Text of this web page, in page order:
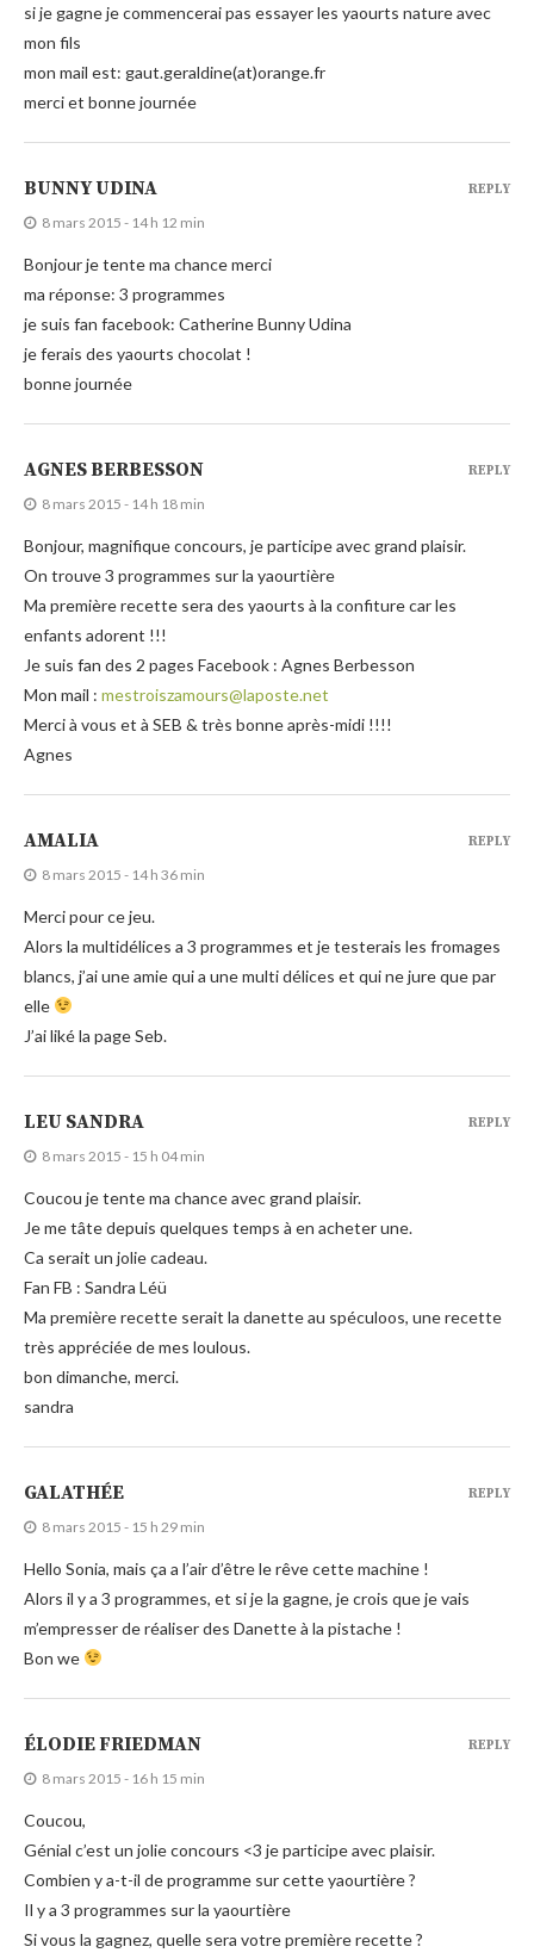
si je gagne je commencerai pas essayer les yaourts nature avec
mon fils
mon mail est: gaut.geraldine(at)orange.fr
merci et bonne journée
BUNNY UDINA
8 mars 2015 - 14 h 12 min
Bonjour je tente ma chance merci
ma réponse: 3 programmes
je suis fan facebook: Catherine Bunny Udina
je ferais des yaourts chocolat !
bonne journée
REPLY
AGNES BERBESSON
8 mars 2015 - 14 h 18 min
Bonjour, magnifique concours, je participe avec grand plaisir.
On trouve 3 programmes sur la yaourtière
Ma première recette sera des yaourts à la confiture car les
enfants adorent !!!
Je suis fan des 2 pages Facebook : Agnes Berbesson
Mon mail : mestroiszamours@laposte.net
Merci à vous et à SEB & très bonne après-midi !!!!
Agnes
REPLY
AMALIA
8 mars 2015 - 14 h 36 min
Merci pour ce jeu.
Alors la multidélices a 3 programmes et je testerais les fromages
blancs, j’ai une amie qui a une multi délices et qui ne jure que par
elle
J’ai liké la page Seb.
REPLY
LEU SANDRA
8 mars 2015 - 15 h 04 min
Coucou je tente ma chance avec grand plaisir.
Je me tâte depuis quelques temps à en acheter une.
Ca serait un jolie cadeau.
Fan FB : Sandra Léü
Ma première recette serait la danette au spéculoos, une recette
très appréciée de mes loulous.
bon dimanche, merci.
sandra
REPLY
GALATHÉE
8 mars 2015 - 15 h 29 min
Hello Sonia, mais ça a l’air d’être le rêve cette machine !
Alors il y a 3 programmes, et si je la gagne, je crois que je vais
m’empresser de réaliser des Danette à la pistache !
Bon we
REPLY
ÉLODIE FRIEDMAN
8 mars 2015 - 16 h 15 min
Coucou,
Génial c’est un jolie concours <3 je participe avec plaisir.
Combien y a-t-il de programme sur cette yaourtière ?
Il y a 3 programmes sur la yaourtière
Si vous la gagnez, quelle sera votre première recette ?
REPLY